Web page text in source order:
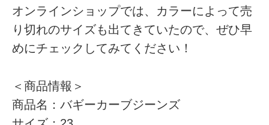
オンラインショップでは、カラーによって売
り切れのサイズも出てきていたので、ぜひ早
めにチェックしてみてください！
＜商品情報＞
商品名：バギーカーブジーンズ